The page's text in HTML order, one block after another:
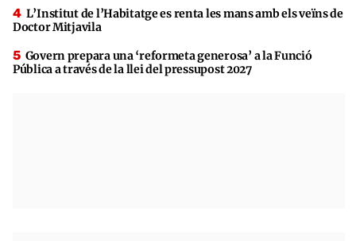
L’Institut de l’Habitatge es renta les mans amb els veïns de
Doctor Mitjavila
Govern prepara una ‘reformeta generosa’ a la Funció
Pública a través de la llei del pressupost 2027